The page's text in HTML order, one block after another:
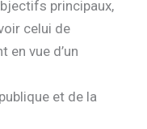
principaux,
celui de
en vue d’un
et de la